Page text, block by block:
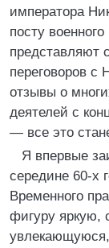
императора
посту
представляют
переговоров
отзывы о
деятелей с
— все это
Я впервые
середине 60-х
Временного
фигуру яркую,
увлекающуюся,